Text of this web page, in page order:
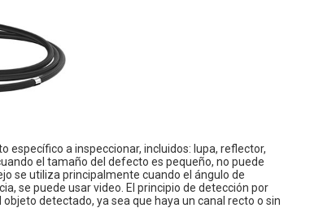
específico a inspeccionar, incluidos: lupa, reflector,
el tamaño del defecto es pequeño, no puede
se utiliza principalmente cuando el ángulo de
se puede usar video. El principio de detección por
detectado, ya sea que haya un canal recto o sin